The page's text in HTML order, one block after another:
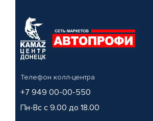
Телефон колл-центра
+7 949 00-00-550
Пн-Вс с 9.00 до 18.00